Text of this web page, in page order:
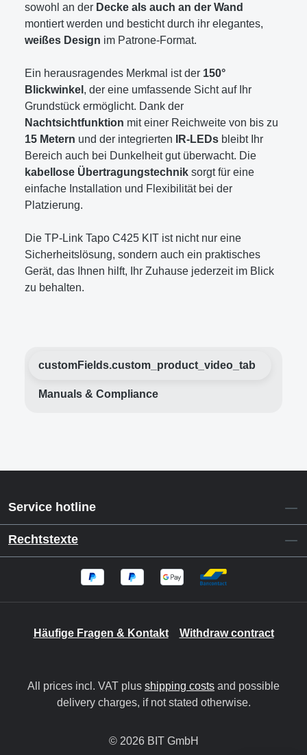
sowohl an der Decke als auch an der Wand
montiert werden und besticht durch ihr elegantes,
weißes Design im Patrone-Format.
Ein herausragendes Merkmal ist der 150°
Blickwinkel , der eine umfassende Sicht auf Ihr
Grundstück ermöglicht. Dank der
Nachtsichtfunktion mit einer Reichweite von bis zu
15 Metern und der integrierten IR-LEDs bleibt Ihr
Bereich auch bei Dunkelheit gut überwacht. Die
kabellose Übertragungstechnik sorgt für eine
einfache Installation und Flexibilität bei der
Platzierung.
Die TP-Link Tapo C425 KIT ist nicht nur eine
Sicherheitslösung, sondern auch ein praktisches
Gerät, das Ihnen hilft, Ihr Zuhause jederzeit im Blick
zu behalten.
customFields.custom_product_video_tab
Manuals & Compliance
Service hotline
Rechtstexte
Häufige Fragen & Kontakt Withdraw contract
All prices incl. VAT plus shipping costs and possible
delivery charges, if not stated otherwise.
© 2026 BIT GmbH